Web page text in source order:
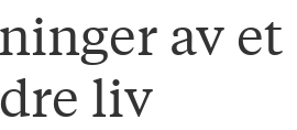
av et
liv